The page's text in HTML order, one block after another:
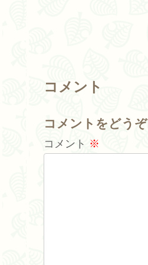
コメント
コメントをどうぞ
コメント ※